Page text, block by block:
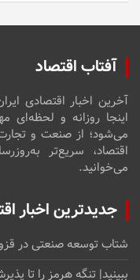
آفتاب اقتصاد
آخرین اخبار اقتصادی
اینجا روزانه و لحظه‌ای
می‌شود؛ از صنعت و تجارت
اقتصاد، سریع‌تر
می‌خوانید.
جدیدترین اخبار
شتاب توسعه صنعتی در
ببینید| تنگه هرمز را تا